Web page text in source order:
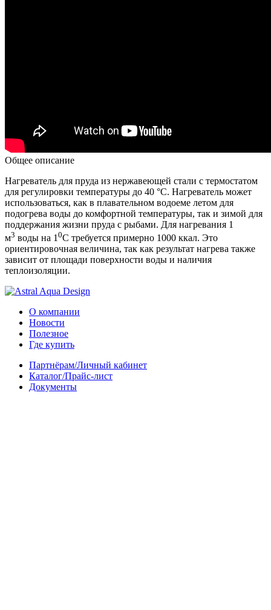
Общее описание
Нагреватель для пруда из нержавеющей стали с термостатом
для регулировки температуры до 40 °C. Нагреватель может
использоваться, как в плавательном водоеме летом для
подогрева воды до комфортной температуры, так и зимой для
поддержания жизни пруда с рыбами. Для нагревания 1
м3 воды на 1 0С требуется примерно 1000 ккал. Это
ориентировочная величина, так как результат нагрева также
зависит от площади поверхности воды и наличия
теплоизоляции.
О компании
Новости
Полезное
Где купить
Партнёрам/Личный кабинет
Каталог/Прайс-лист
Документы